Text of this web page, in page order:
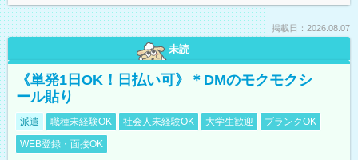
掲載日：2026.08.07
未読
《単発1日OK！日払い可》＊DMのモクモクシ
ール貼り
派遣 職種未経験OK 社会人未経験OK 大学生歓迎
ブランクOK
WEB登録・面接OK